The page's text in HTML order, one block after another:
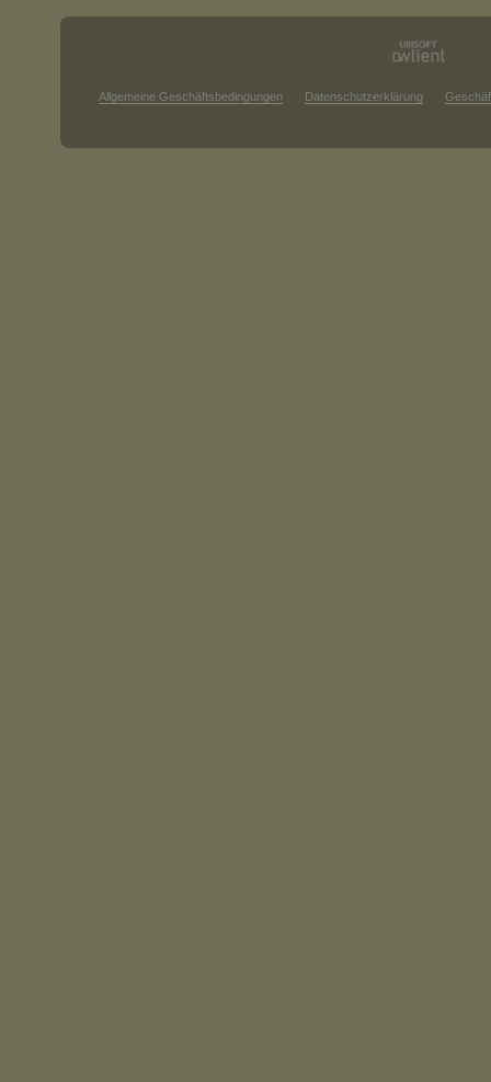
Allgemeine Geschäftsbedingungen Datenschutzerklärung